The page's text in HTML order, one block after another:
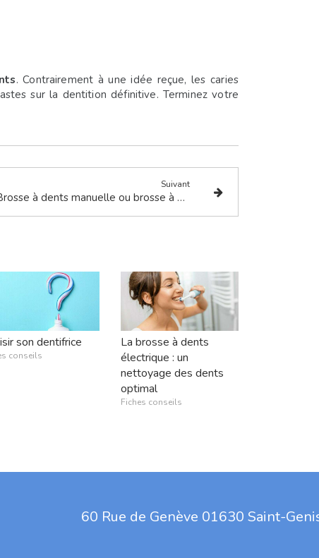
. Contrairement à une idée reçue, les caries
sur la dentition définitive. Terminez votre
Suivant
Brosse à dents manuelle ou brosse à dents électrique ?
son dentifrice
conseils
La brosse à dents
électrique : un
nettoyage des dents
optimal
Fiches conseils
60 Rue de Genève 01630 Saint-